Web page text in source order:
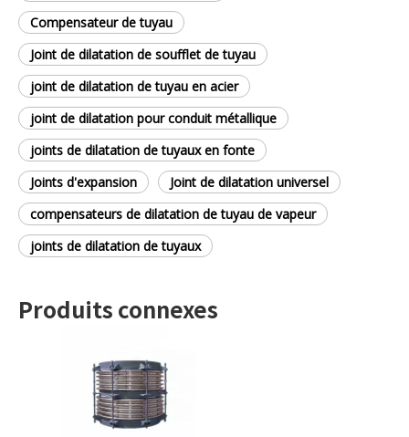
Compensateur de tuyau
Joint de dilatation de soufflet de tuyau
joint de dilatation de tuyau en acier
joint de dilatation pour conduit métallique
joints de dilatation de tuyaux en fonte
Joints d'expansion
Joint de dilatation universel
compensateurs de dilatation de tuyau de vapeur
joints de dilatation de tuyaux
Produits connexes